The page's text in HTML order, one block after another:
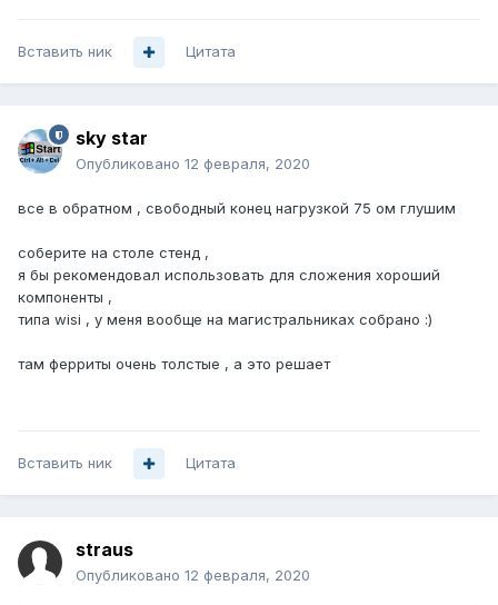
Вставить ник Цитата
sky star
Опубликовано 12 февраля, 2020
все в обратном , свободный конец нагрузкой 75 ом глушим
соберите на столе стенд ,
я бы рекомендовал использовать для сложения хороший
компоненты ,
типа wisi , у меня вообще на магистральниках собрано :)
там ферриты очень толстые , а это решает
Вставить ник Цитата
straus
Опубликовано 12 февраля, 2020